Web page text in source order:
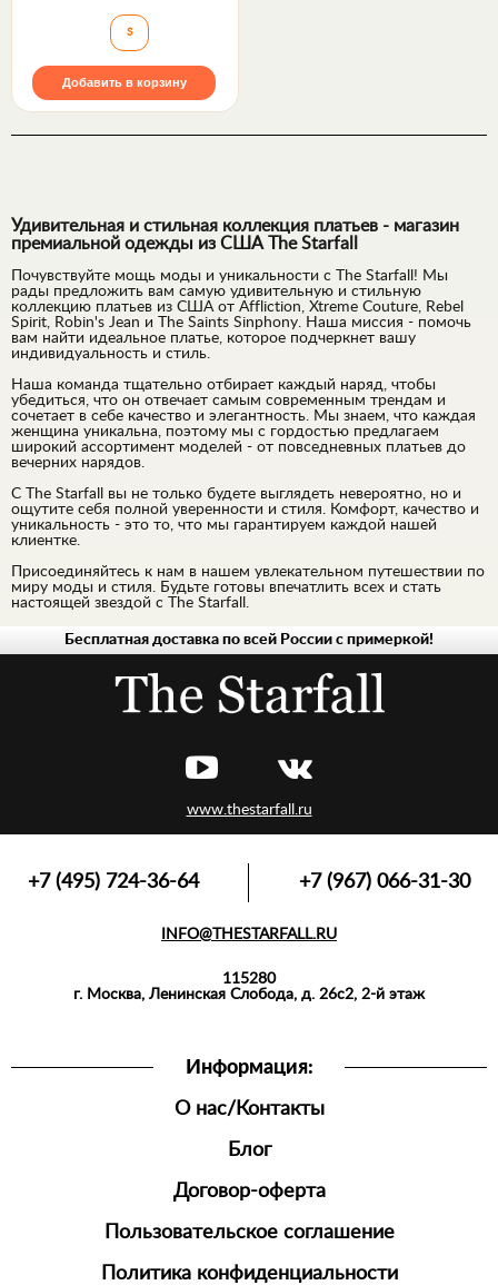
Платье TS227013 The Saints Sinphony
S
Добавить в корзину
Удивительная и стильная коллекция платьев - магазин
премиальной одежды из США The Starfall
Почувствуйте мощь моды и уникальности с The Starfall! Мы
рады предложить вам самую удивительную и стильную
коллекцию платьев из США от Affliction, Xtreme Couture, Rebel
Spirit, Robin's Jean и The Saints Sinphony. Наша миссия - помочь
вам найти идеальное платье, которое подчеркнет вашу
индивидуальность и стиль.
Наша команда тщательно отбирает каждый наряд, чтобы
убедиться, что он отвечает самым современным трендам и
сочетает в себе качество и элегантность. Мы знаем, что каждая
женщина уникальна, поэтому мы с гордостью предлагаем
широкий ассортимент моделей - от повседневных платьев до
вечерних нарядов.
С The Starfall вы не только будете выглядеть невероятно, но и
ощутите себя полной уверенности и стиля. Комфорт, качество и
уникальность - это то, что мы гарантируем каждой нашей
клиентке.
Присоединяйтесь к нам в нашем увлекательном путешествии по
миру моды и стиля. Будьте готовы впечатлить всех и стать
настоящей звездой с The Starfall.
Бесплатная доставка по всей России с примеркой!
www.thestarfall.ru
Информация:
О нас/Контакты
Блог
Договор-оферта
Пользовательское соглашение
Политика конфиденциальности
+7 (495) 724-36-64 +7 (967) 066-31-30
INFO@THESTARFALL.RU
115280
г. Москва, Ленинская Слобода, д. 26с2, 2-й этаж